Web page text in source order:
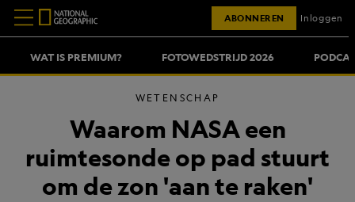
WAT IS PREMIUM? FOTOWEDSTRIJD 2026
ABONNEREN Inloggen
WETENSCHAP
Waarom NASA een
ruimtesonde op pad stuurt
om de zon 'aan te raken'